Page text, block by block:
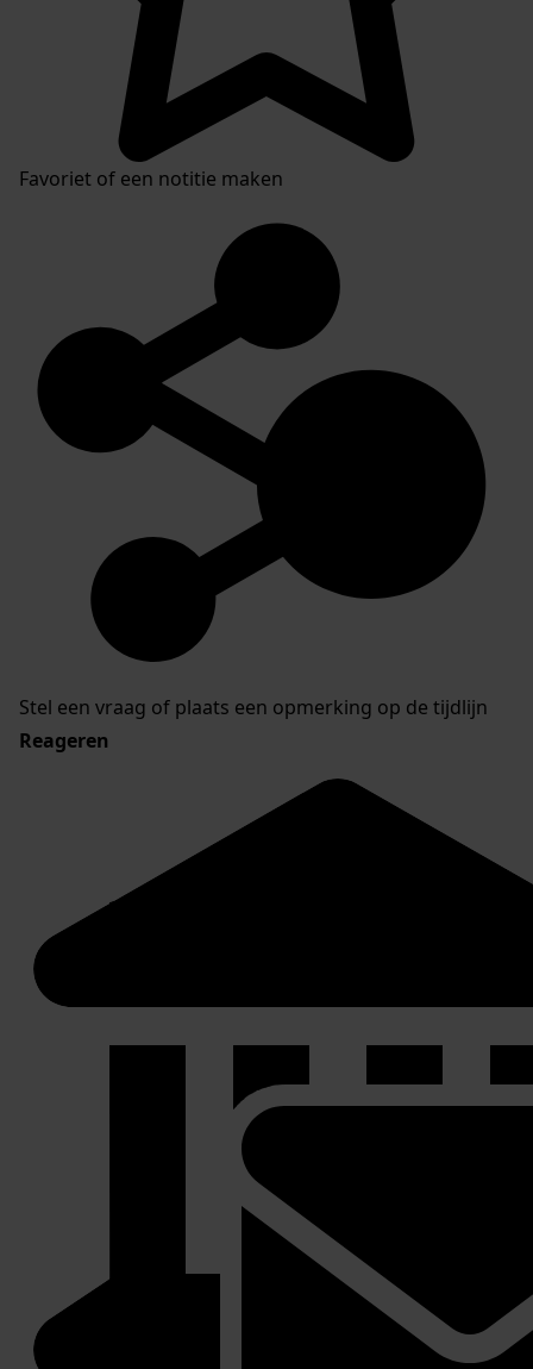
Favoriet of een notitie maken
Stel een vraag of plaats een opmerking op de tijdlijn
Reageren